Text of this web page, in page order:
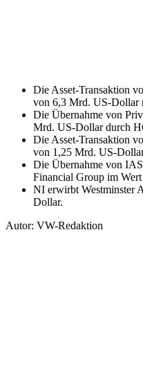
Die Asset-Transaktion
von 6,3 Mrd. US-Dollar
Die Übernahme von
Mrd. US-Dollar durch
Die Asset-Transaktion
von 1,25 Mrd. US-
Die Übernahme von
Financial Group im
NI erwirbt Westminster
Dollar.
Autor: VW-Redaktion